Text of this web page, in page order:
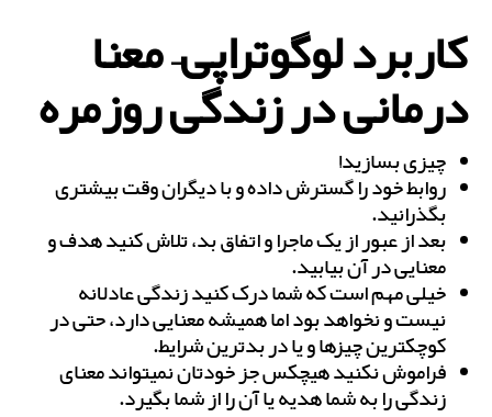
کاربرد لوگوتراپی– معنا
درمانی در زندگی روزمره
چیزی بسازید!
روابط خود را گسترش داده و با دیگران وقت بیش‎تری
بگذرانید.
بعد از عبور از یک ماجرا و اتفاق بد، تلاش کنید هدف و
معنایی در آن بیابید.
خیلی مهم است که شما درک کنید زندگی عادلانه
نیست و نخواهد بود اما همیشه معنایی دارد، حتی در
کوچک‎ترین چیزها و یا در بدترین شرایط.
فراموش نکنید هیچ‎کس جز خودتان نمی‎تواند معنای
زندگی را به شما هدیه یا آن را از شما بگیرد.